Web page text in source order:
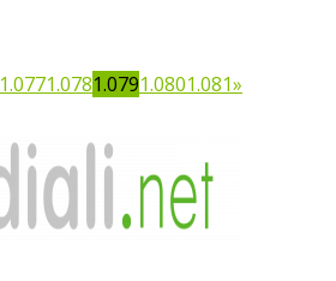
1.0771.0781.0791.0801.081»